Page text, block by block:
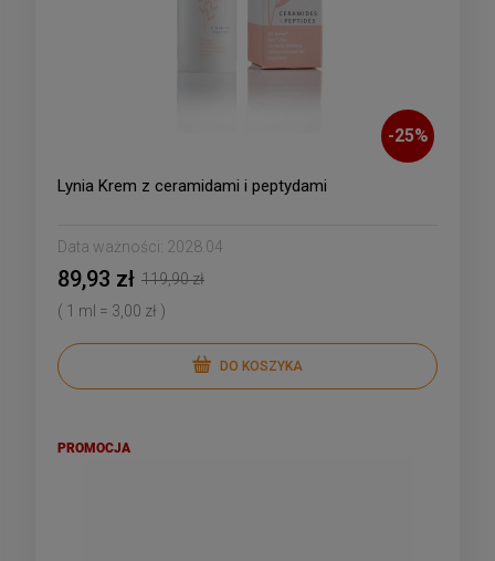
-25%
Lynia Krem z ceramidami i peptydami
Data ważności: 2028.04
89,93 zł 119,90 zł
( 1 ml = 3,00 zł )
DO KOSZYKA
PROMOCJA